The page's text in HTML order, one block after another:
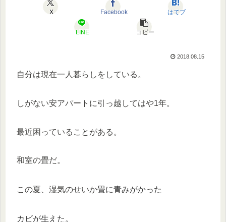
X Facebook はてブ
LINE コピー
2018.08.15
自分は現在一人暮らしをしている。
しがない安アパートに引っ越してはや1年。
最近困っていることがある。
和室の畳だ。
この夏、湿気のせいか畳に青みがかった
カビが生えた。